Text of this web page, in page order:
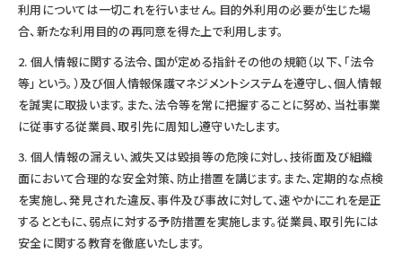
利用については一切これを行いません。目的外利用の必要が生じた場
合、新たな利用目的の再同意を得た上で利用します。
個人情報に関する法令、国が定める指針その他の規範（以下、「法令
等」という。）及び個人情報保護マネジメントシステムを遵守し、個人情報
を誠実に取扱います。また、法令等を常に把握することに努め、当社事業
に従事する従業員、取引先に周知し遵守いたします。
個人情報の漏えい、滅失又は毀損等の危険に対し、技術面及び組織
面において合理的な安全対策、防止措置を講じます。また、定期的な点検
を実施し、発見された違反、事件及び事故に対して、速やかにこれを是正
するとともに、弱点に対する予防措置を実施します。従業員、取引先には
安全に関する教育を徹底いたします。